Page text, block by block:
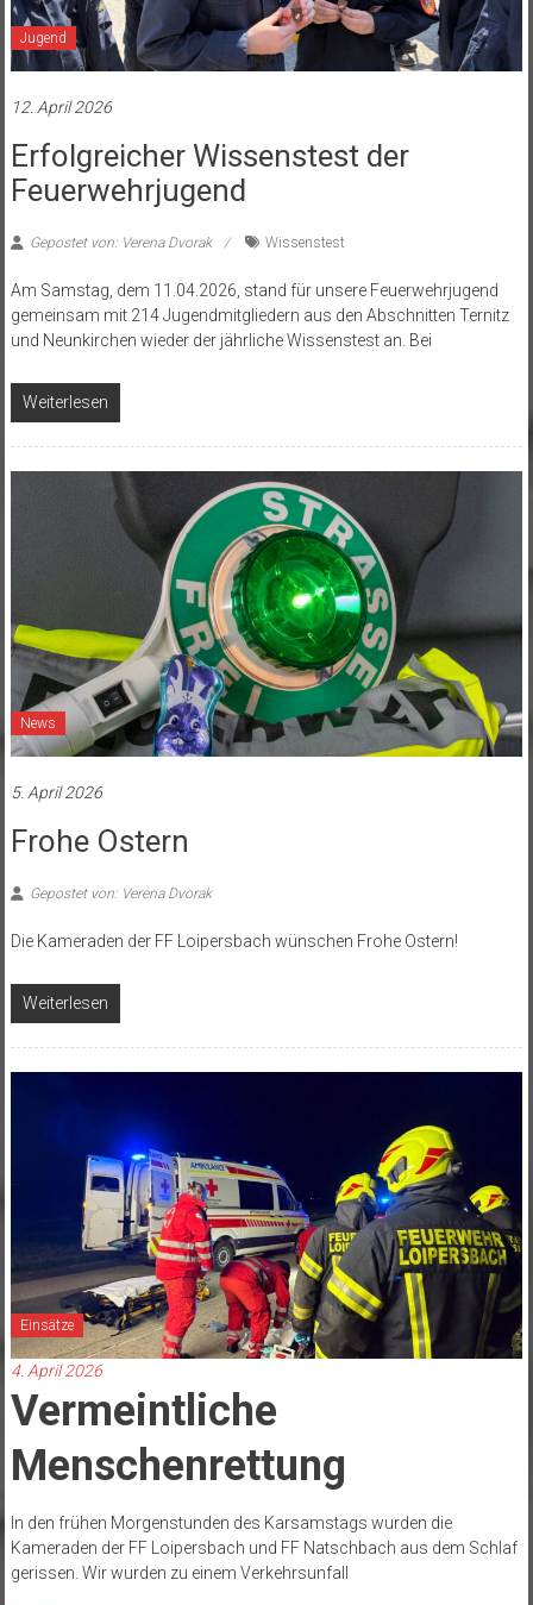
Jugend
12. April 2026
Erfolgreicher Wissenstest der
Feuerwehrjugend
Gepostet von: Verena Dvorak Wissenstest
Am Samstag, dem 11.04.2026, stand für unsere Feuerwehrjugend
gemeinsam mit 214 Jugendmitgliedern aus den Abschnitten Ternitz
und Neunkirchen wieder der jährliche Wissenstest an. Bei
Weiterlesen
News
5. April 2026
Frohe Ostern
Gepostet von: Verena Dvorak
Die Kameraden der FF Loipersbach wünschen Frohe Ostern!
Weiterlesen
Einsätze
4. April 2026
Vermeintliche
Menschenrettung
In den frühen Morgenstunden des Karsamstags wurden die
Kameraden der FF Loipersbach und FF Natschbach aus dem Schlaf
gerissen. Wir wurden zu einem Verkehrsunfall